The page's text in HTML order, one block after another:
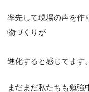
率先して現場の声を作
物づくりが
進化すると感じてます。
まだまだ私たちも勉強